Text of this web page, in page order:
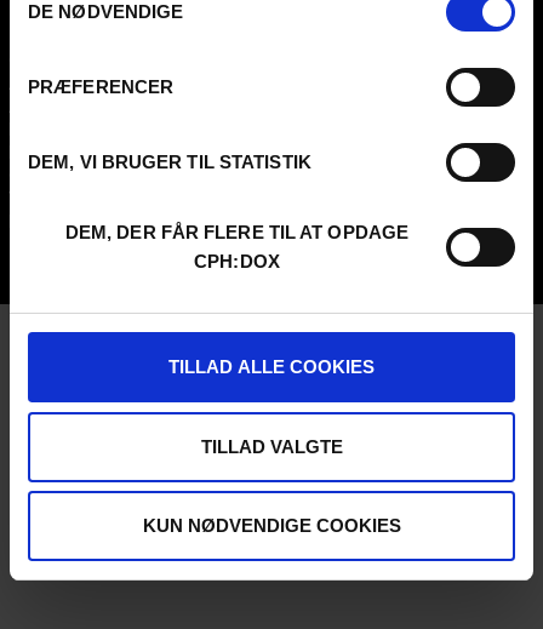
DE NØDVENDIGE
PRÆFERENCER
DEM, VI BRUGER TIL STATISTIK
DEM, DER FÅR FLERE TIL AT OPDAGE
CPH:DOX
TILLAD ALLE COOKIES
TILLAD VALGTE
KUN NØDVENDIGE COOKIES
FESTIVAL 2026 DA
Archive
Press info
Code of Conduct
Privacy Policy
PROFESSIONALS
SCHEDULE CPH:INDUSTRY
FAQ Industry
CPH:INDUSTRY newsletter